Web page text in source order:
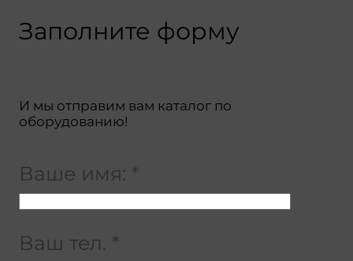
Заполните форму
И мы отправим вам каталог по
оборудованию!
Ваше имя: *
Ваш тел. *